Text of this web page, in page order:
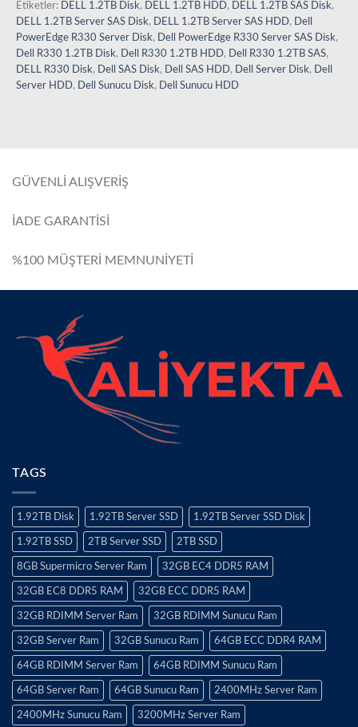
Etiketler: DELL 1.2TB Disk, DELL 1.2TB HDD, DELL 1.2TB SAS Disk,
DELL 1.2TB Server SAS Disk, DELL 1.2TB Server SAS HDD,
Dell
PowerEdge R330 Server Disk, Dell PowerEdge R330 Server SAS Disk,
Dell R330 1.2TB Disk, Dell R330 1.2TB HDD, Dell R330 1.2TB SAS,
DELL R330 Disk, Dell SAS Disk, Dell SAS HDD, Dell Server Disk,
Dell
Server HDD, Dell Sunucu Disk, Dell Sunucu HDD
GÜVENLİ ALIŞVERİŞ
İADE GARANTİSİ
%100 MÜŞTERİ MEMNUNİYETİ
TAGS
1.92TB Disk 1.92TB Server SSD 1.92TB Server SSD Disk
1.92TB SSD 2TB Server SSD 2TB SSD
8GB Supermicro Server Ram 32GB EC4 DDR5 RAM
32GB EC8 DDR5 RAM 32GB ECC DDR5 RAM
32GB RDIMM Server Ram 32GB RDIMM Sunucu Ram
32GB Server Ram 32GB Sunucu Ram 64GB ECC DDR4 RAM
64GB RDIMM Server Ram 64GB RDIMM Sunucu Ram
64GB Server Ram 64GB Sunucu Ram 2400MHz Server Ram
2400MHz Sunucu Ram 3200MHz Server Ram